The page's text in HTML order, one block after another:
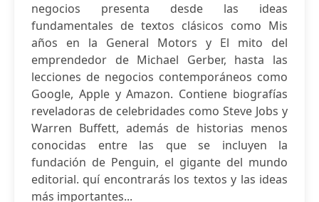
negocios presenta desde las ideas
fundamentales de textos clásicos como Mis
años en la General Motors y El mito del
emprendedor de Michael Gerber, hasta las
lecciones de negocios contemporáneos como
Google, Apple y Amazon. Contiene biografías
reveladoras de celebridades como Steve Jobs y
Warren Buffett, además de historias menos
conocidas entre las que se incluyen la
fundación de Penguin, el gigante del mundo
editorial. quí encontrarás los textos y las ideas
más importantes...